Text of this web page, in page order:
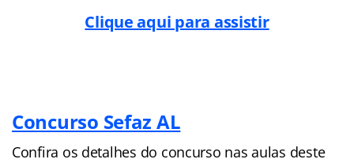
Clique aqui para assistir
Concurso Sefaz AL
Confira os detalhes do concurso nas aulas deste